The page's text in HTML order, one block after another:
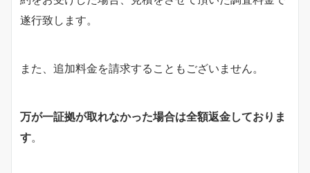
遂行致します。
また、追加料金を請求することもございません。
万が一証拠が取れなかった場合は全額返金しておりま
す。